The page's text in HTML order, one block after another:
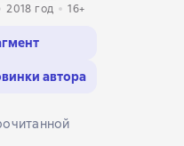
2018 год 16+
автора